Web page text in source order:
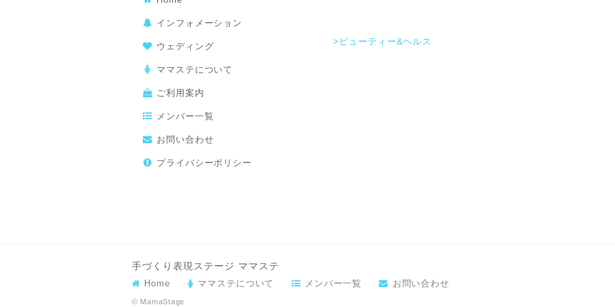
>ビューティー&ヘルス
インフォメーション
ウェディング
ママステについて
ご利用案内
メンバー一覧
お問い合わせ
プライバシーポリシー
手づくり表現ステージ ママステ
Home ママステについて メンバー一覧 お問い合わせ
© MamaStage